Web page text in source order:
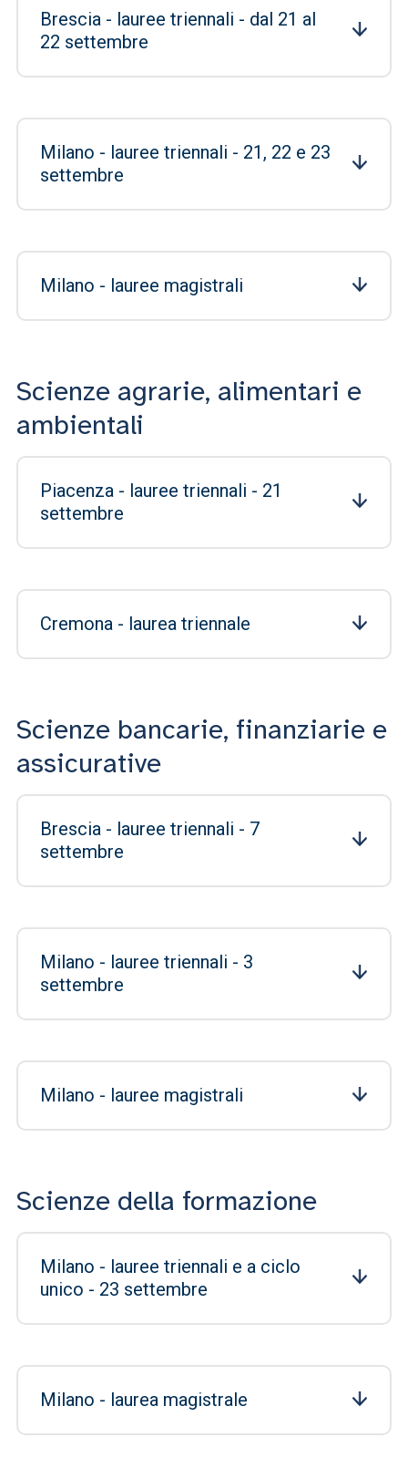
Brescia - lauree triennali - dal 21 al
22 settembre
Milano - lauree triennali - 21, 22 e 23
settembre
Milano - lauree magistrali
Scienze agrarie, alimentari e
ambientali
Piacenza - lauree triennali - 21
settembre
Cremona - laurea triennale
Scienze bancarie, finanziarie e
assicurative
Brescia - lauree triennali - 7
settembre
Milano - lauree triennali - 3
settembre
Milano - lauree magistrali
Scienze della formazione
Milano - lauree triennali e a ciclo
unico - 23 settembre
Milano - laurea magistrale